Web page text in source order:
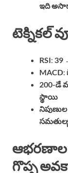
ఇది
టెక్నికల్
RSI: 39
MACD:
200-డే
స్థాయి
ఆభరణాల
గొప్ప